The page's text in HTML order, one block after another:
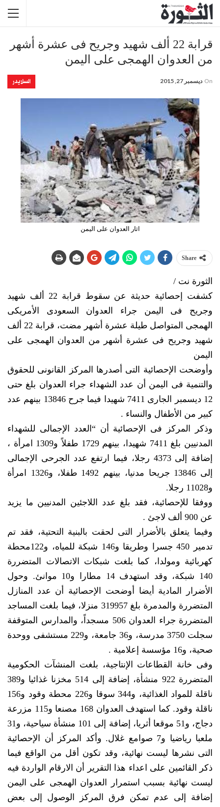
قرابة 22 ألف شهید وجریح فی عشرة أشهر
من العدوان الهمجی علی الیمن
السلايدر On ديسمبر 27, 2015
اثار العدوان على اليمن
Share
الثورة نت /
کشفت إحصائیة حدیثة عن سقوط قرابة 22 ألف شهید
وجریح فی الیمن جراء العدوان السعودی الأمریکی
الهمجی المتواصل طیلة عشرة أشهر مضت، قرابة 22 ألف
شهید وجریح فی عشرة أشهر من العدوان الهمجی علی
الیمن
وأوضحت الإحصائیة التی أصدرها المرکز القانونی للحقوق
والتنمیة فی الیمن أن عدد الشهداء جراء العدوان بلغ حتی
12 دیسمبر الجاری 7411 شهیدا فیما جرح 13846 بینهم عدد
کبیر من الأطفال والنساء .
وذکر المرکز فی الإحصائیة أن “العدد الإجمالی للشهداء
المدنیین بلغ 7411 شهیدا، بینهم 1729 طفلاً و1309 امرأة ،
إضافة إلی 4373 رجلا، فیما ارتفع عدد الجرحی الإجمالی
إلی 13846 جریحا مدنیا، بینهم 1492 طفلا، و1326 امرأة
و11028 رجلا.
ووفقا للإحصائیة، فقد بلغ عدد اللاجئین المدنیین ما یزید
عن 900 ألف لاجئ .
وفیما یتعلق بالأضرار التی لحقت بالبنیة التحتیة، فقد تم
تدمیر 450 جسرا وطریقا و146 شبکة للمیاه، و122محطة
کهربائیة ومولدا، کما بلغت شبکات الاتصالات المتضررة
140 شبکة، وقد استهدف 14 مطارا و10 موانئ. وحول
الأضرار المادیة أیضا أوضحت الإحصائیة أن عدد المنازل
المتضررة والمدمرة بلغ 319957 منزلا، فیما بلغت المساجد
المتضررة جراء العدوان 506 مسجداً، والمدارس المتوقفة
سجلت 3750 مدرسة، و36 جامعة، و229 مستشفی ووحدة
صحیة، و16 مؤسسة إعلامیة .
وفی خانة القطاعات الإنتاجیة، بلغت المنشآت الحکومیة
المتضررة 922 منشأة، إضافة إلی 514 مخزنا غذائیا و389
ناقلة للمواد الغذائیة، و344 سوقا و226 محطة وقود و156
ناقلة وقود. کما استهدف العدوان 168 مصنعا و115 مزرعة
دجاج، و51 موقعا أثریا، إضافة إلی 101 منشأة سیاحیة، و31
ملعبا ریاضیا و7 صوامع غلال. وأکد المرکز أن الإحصائیة
التی نشرها لیست نهائیة، وقد تکون أقل من الواقع فیما
ذکر القائمین علی اعداء هذا التقریر أن الارقام الواردة فیه
لیست نهائیة بسبب استمرار العدوان الهمجی علی الیمن
إضافة إلی عدم تمکن فرق المرکز الوصول إلی بعض